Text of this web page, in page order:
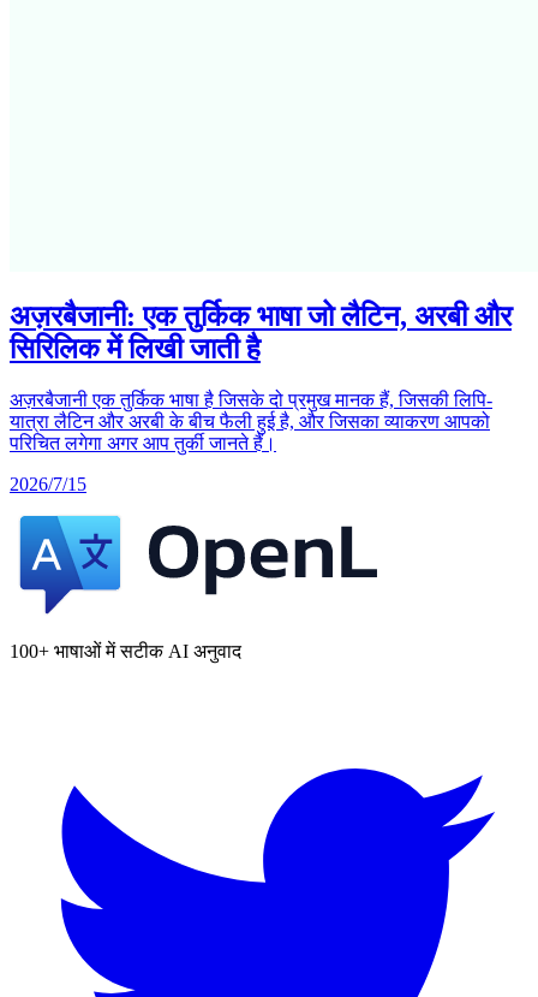
अज़रबैजानी: एक तुर्किक भाषा जो लैटिन, अरबी और
सिरिलिक में लिखी जाती है
अज़रबैजानी एक तुर्किक भाषा है जिसके दो प्रमुख मानक हैं, जिसकी लिपि-
यात्रा लैटिन और अरबी के बीच फैली हुई है, और जिसका व्याकरण आपको
परिचित लगेगा अगर आप तुर्की जानते हैं।
2026/7/15
100+ भाषाओं में सटीक AI अनुवाद